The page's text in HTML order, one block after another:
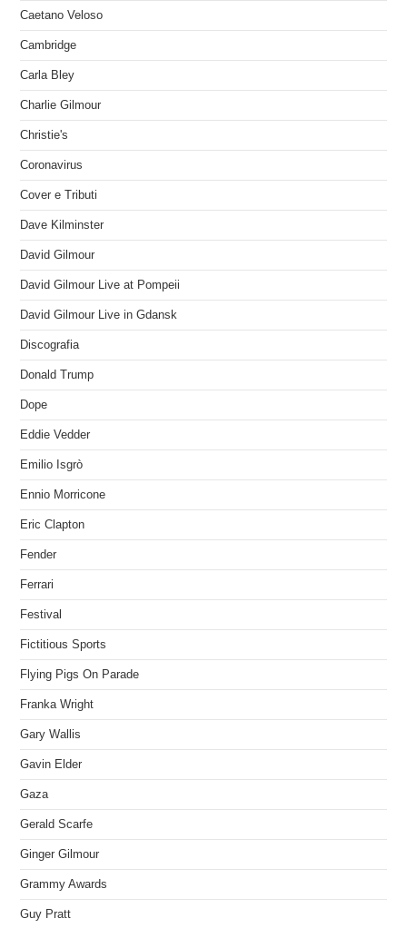
Caetano Veloso
Cambridge
Carla Bley
Charlie Gilmour
Christie's
Coronavirus
Cover e Tributi
Dave Kilminster
David Gilmour
David Gilmour Live at Pompeii
David Gilmour Live in Gdansk
Discografia
Donald Trump
Dope
Eddie Vedder
Emilio Isgrò
Ennio Morricone
Eric Clapton
Fender
Ferrari
Festival
Fictitious Sports
Flying Pigs On Parade
Franka Wright
Gary Wallis
Gavin Elder
Gaza
Gerald Scarfe
Ginger Gilmour
Grammy Awards
Guy Pratt